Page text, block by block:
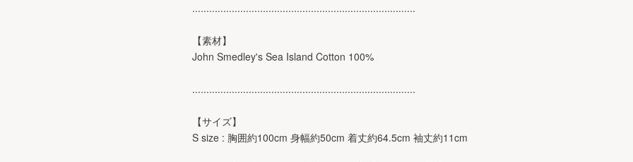
...............................................................................
【素材】
John Smedley's Sea Island Cotton 100%
...............................................................................
【サイズ】
S size : 胸囲約100cm 身幅約50cm 着丈約64.5cm 袖丈約11cm